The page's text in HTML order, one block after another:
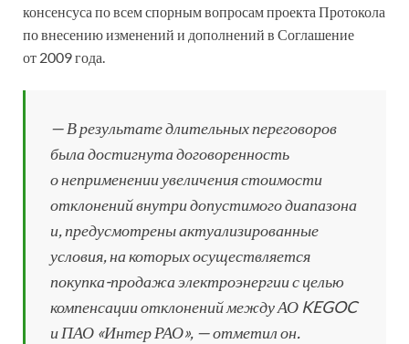
консенсуса по всем спорным вопросам проекта Протокола
по внесению изменений и дополнений в Соглашение
от 2009 года.
— В результате длительных переговоров
была достигнута договоренность
о неприменении увеличения стоимости
отклонений внутри допустимого диапазона
и, предусмотрены актуализированные
условия, на которых осуществляется
покупка-продажа электроэнергии с целью
компенсации отклонений между АО KEGOC
и ПАО «Интер РАО», — отметил он.